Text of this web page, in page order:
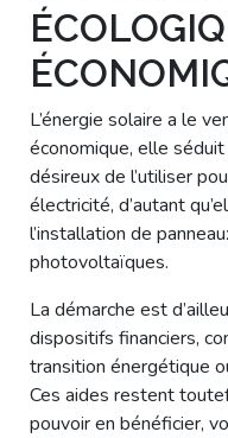
L’énergie solaire a le
économique, elle
désireux de l’utiliser
électricité, d’autant
l’installation de
photovoltaïques.
La démarche est
dispositifs financiers,
transition énergétique
Ces aides restent
pouvoir en bénéficier,